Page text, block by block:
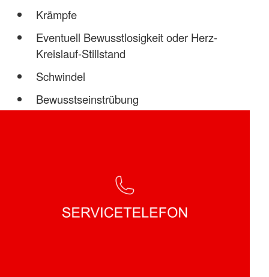
Krämpfe
Eventuell Bewusstlosigkeit oder Herz-
Kreislauf-Stillstand
Schwindel
Bewusstseinstrübung